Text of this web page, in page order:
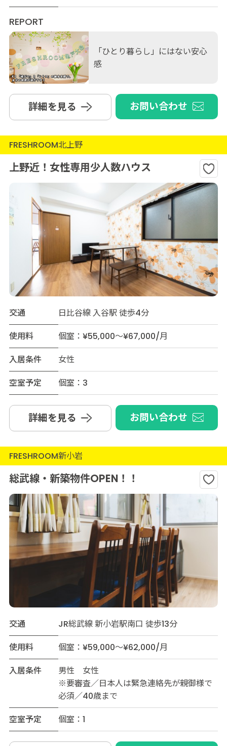
REPORT
「ひとり暮らし」にはない安心
感
詳細を見る お問い合わせ
FRESHROOM北上野
上野近！女性専用少人数ハウス
交通
日比谷線 入谷駅 徒歩4分
使用料
個室：¥55,000～¥67,000/月
入居条件
女性
空室予定
個室：3
詳細を見る お問い合わせ
FRESHROOM新小岩
総武線・新築物件OPEN！！
交通
JR総武線 新小岩駅南口 徒歩13分
使用料
個室：¥59,000～¥62,000/月
入居条件
男性 女性
※要審査／日本人は緊急連絡先が親御様で
必須／40歳まで
空室予定
個室：1